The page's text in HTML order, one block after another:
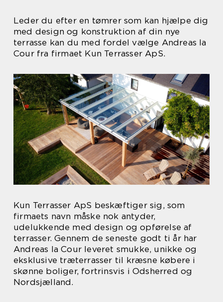
Leder du efter en tømrer som kan hjælpe dig
med design og konstruktion af din nye
terrasse kan du med fordel vælge Andreas la
Cour fra firmaet Kun Terrasser ApS.
Kun Terrasser ApS beskæftiger sig, som
firmaets navn måske nok antyder,
udelukkende med design og opførelse af
terrasser. Gennem de seneste godt ti år har
Andreas la Cour leveret smukke, unikke og
eksklusive træterrasser til kræsne købere i
skønne boliger, fortrinsvis i Odsherred og
Nordsjælland.